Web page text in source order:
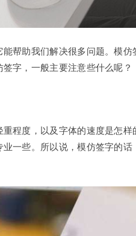
帮助我们解决很多问题。模
字，一般主要注意些什么呢？
程度，以及字体的速度是怎样
一些。所以说，模仿签字的话